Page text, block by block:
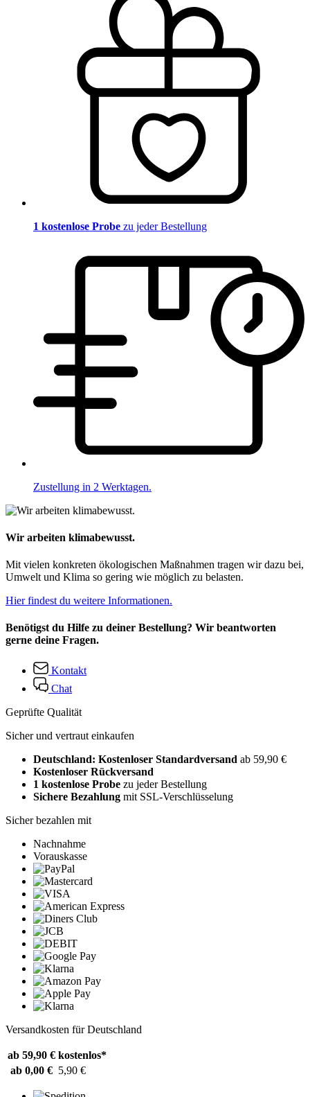
1 kostenlose Probe zu jeder Bestellung
Zustellung in 2 Werktagen.
Wir arbeiten klimabewusst.
Mit vielen konkreten ökologischen Maßnahmen tragen wir dazu bei,
Umwelt und Klima so gering wie möglich zu belasten.
Hier findest du weitere Informationen.
Benötigst du Hilfe zu deiner Bestellung? Wir beantworten
gerne deine Fragen.
Kontakt
Chat
Geprüfte Qualität
Sicher und vertraut einkaufen
Deutschland: Kostenloser Standardversand ab 59,90 €
Kostenloser Rückversand
1 kostenlose Probe zu jeder Bestellung
Sichere Bezahlung mit SSL-Verschlüsselung
Sicher bezahlen mit
Nachnahme
Vorauskasse
Versandkosten für Deutschland
ab 59,90 € kostenlos*
ab 0,00 € 5,90 €